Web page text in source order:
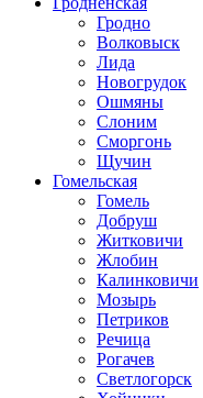
Гродно
Волковыск
Лида
Новогрудок
Ошмяны
Слоним
Сморгонь
Щучин
Гомельская
Гомель
Добруш
Житковичи
Жлобин
Калинковичи
Мозырь
Петриков
Речица
Рогачев
Светлогорск